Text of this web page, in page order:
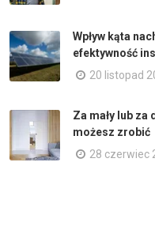
Wpływ kąta
efektywność
20 listopad
Za mały lub
możesz zrobić
28 czerwiec